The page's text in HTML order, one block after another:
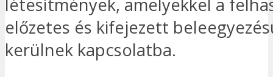
létesítmények, amelyekkel a
előzetes és kifejezett
kerülnek kapcsolatba.